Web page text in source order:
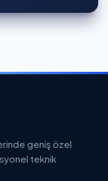
geniş özel
teknik